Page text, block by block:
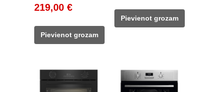
Original
was:
318,00 €.
219,00 €Current
219,00 €.
Pievienot grozam
was:
785,00 €.
210,00 €.
Pievienot grozam